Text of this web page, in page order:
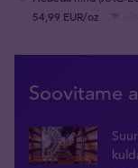
54,99 EUR/oz
Soovitame